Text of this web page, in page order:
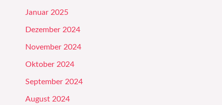
Januar 2025
Dezember 2024
November 2024
Oktober 2024
September 2024
August 2024